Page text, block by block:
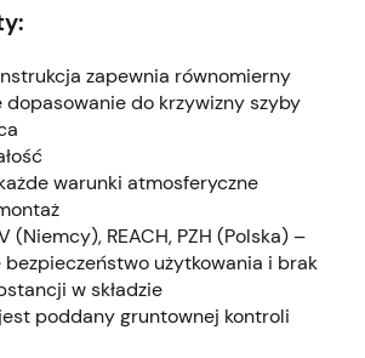
zapewnia równomierny
do krzywizny szyby
warunki atmosferyczne
(Niemcy), REACH, PZH (Polska) –
użytkowania i brak
w składzie
poddany gruntownej kontroli